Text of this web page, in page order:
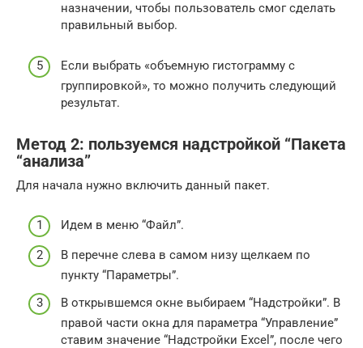
назначении, чтобы пользователь смог сделать
правильный выбор.
Если выбрать «объемную гистограмму с
группировкой», то можно получить следующий
результат.
Метод 2: пользуемся надстройкой “Пакета
“анализа”
Для начала нужно включить данный пакет.
Идем в меню “Файл”.
В перечне слева в самом низу щелкаем по
пункту “Параметры”.
В открывшемся окне выбираем “Надстройки”. В
правой части окна для параметра “Управление”
ставим значение “Надстройки Excel”, после чего